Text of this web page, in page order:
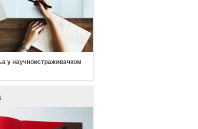
у научноистраживачком